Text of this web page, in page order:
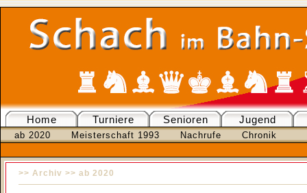
Home Turniere Senioren Jugend
ab 2020 Meisterschaft 1993 Nachrufe Chronik
>> Archiv >> ab 2020